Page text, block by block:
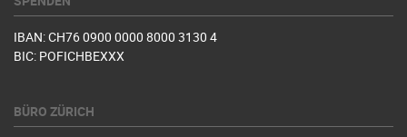
IBAN: CH76 0900 0000 8000 3130 4
BIC: POFICHBEXXX
BÜRO ZÜRICH